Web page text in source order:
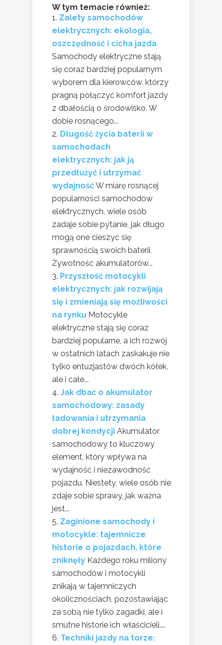
W tym temacie również:
Zalety samochodów
elektrycznych: ekologia,
oszczędność i cicha jazda
Samochody elektryczne stają
się coraz bardziej popularnym
wyborem dla kierowców, którzy
pragną połączyć komfort jazdy
z dbałością o środowisko. W
dobie rosnącego...
Długość życia baterii w
samochodach
elektrycznych: jak ją
przedłużyć i utrzymać
wydajnośćW miarę rosnącej
popularności samochodów
elektrycznych, wiele osób
zadaje sobie pytanie, jak długo
mogą one cieszyć się
sprawnością swoich baterii.
Żywotność akumulatorów...
Przyszłość motocykli
elektrycznych: jak rozwijają
się i zmieniają się możliwości
na rynku Motocykle
elektryczne stają się coraz
bardziej popularne, a ich rozwój
w ostatnich latach zaskakuje nie
tylko entuzjastów dwóch kółek,
ale i całe...
Jak dbać o akumulator
samochodowy: zasady
ładowania i utrzymania
dobrej kondycji Akumulator
samochodowy to kluczowy
element, który wpływa na
wydajność i niezawodność
pojazdu. Niestety, wiele osób nie
zdaje sobie sprawy, jak ważna
jest...
Zaginione samochody i
motocykle: tajemnicze
historie o pojazdach, które
zniknęły Każdego roku miliony
samochodów i motocykli
znikają w tajemniczych
okolicznościach, pozostawiając
za sobą nie tylko zagadki, ale i
smutne historie ich właścicieli....
Techniki jazdy na torze: